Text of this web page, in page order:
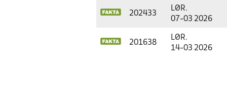
202433
LØR.
07-03 2026
201638
LØR.
14-03 2026